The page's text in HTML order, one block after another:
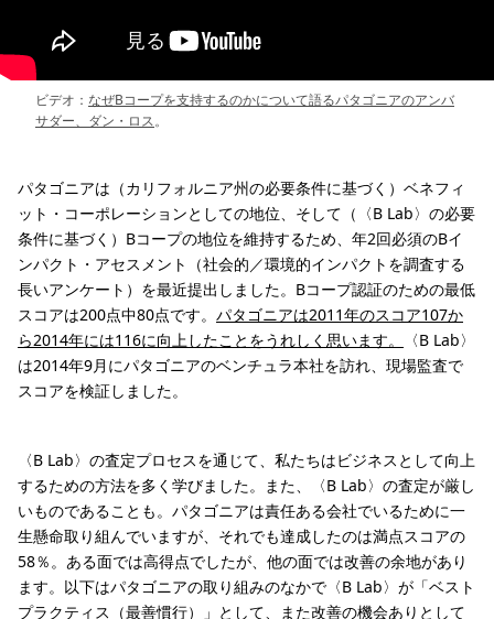
ビデオ： なぜBコープを支持するのかについて語るパタゴニアのアンバ
サダー、ダン・ロス。
パタゴニアは（カリフォルニア州の必要条件に基づく）ベネフィ
ット・コーポレーションとしての地位、そして（〈B Lab〉の必要
条件に基づく）Bコープの地位を維持するため、年2回必須のBイ
ンパクト・アセスメント（社会的／環境的インパクトを調査する
長いアンケート）を最近提出しました。Bコープ認証のための最低
スコアは200点中80点です。 パタゴニアは2011年のスコア107か
ら2014年には116に向上したことをうれしく思います。
〈B Lab〉
は2014年9月にパタゴニアのベンチュラ本社を訪れ、現場監査で
スコアを検証しました。
〈B Lab〉の査定プロセスを通じて、私たちはビジネスとして向上
するための方法を多く学びました。また、〈B Lab〉の査定が厳し
いものであることも。パタゴニアは責任ある会社でいるために一
生懸命取り組んでいますが、それでも達成したのは満点スコアの
58％。ある面では高得点でしたが、他の面では改善の余地があり
ます。以下はパタゴニアの取り組みのなかで〈B Lab〉が「ベスト
プラクティス（最善慣行）」として、また改善の機会ありとして